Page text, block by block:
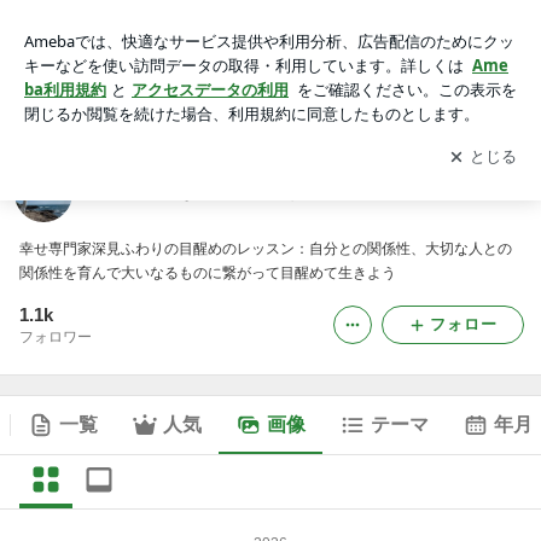
アプリをダウンロードして ブログの更新通知
を受け取りまし
ょう。
開く
幸せ専門家深見ふわりの目醒めのレッスン：自分との関係性、大切な人との
関係性を育んで大いなるものに繋がって目醒めて生きよう
1.1k
フォロワー
フォロー
一覧 人気 画像 テーマ 年月